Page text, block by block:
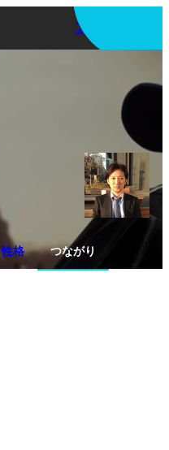
アプリを使う
性格 つながり